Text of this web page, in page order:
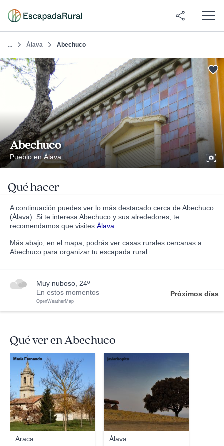
... Álava Abechuco
Abechuco
Pueblo en Álava
Qué hacer
A continuación puedes ver lo más destacado cerca de Abechuco
(Álava). Si te interesa Abechuco y sus alrededores, te
recomendamos que visites Álava
Más abajo, en el mapa, podrás ver casas rurales cercanas a
Abechuco para organizar tu escapada rural.
muy nuboso, 24º
En estos momentos
OpenWeatherMap
Próximos días
Qué ver en Abechuco
Araca
María Fernando
Álava
javieritopito